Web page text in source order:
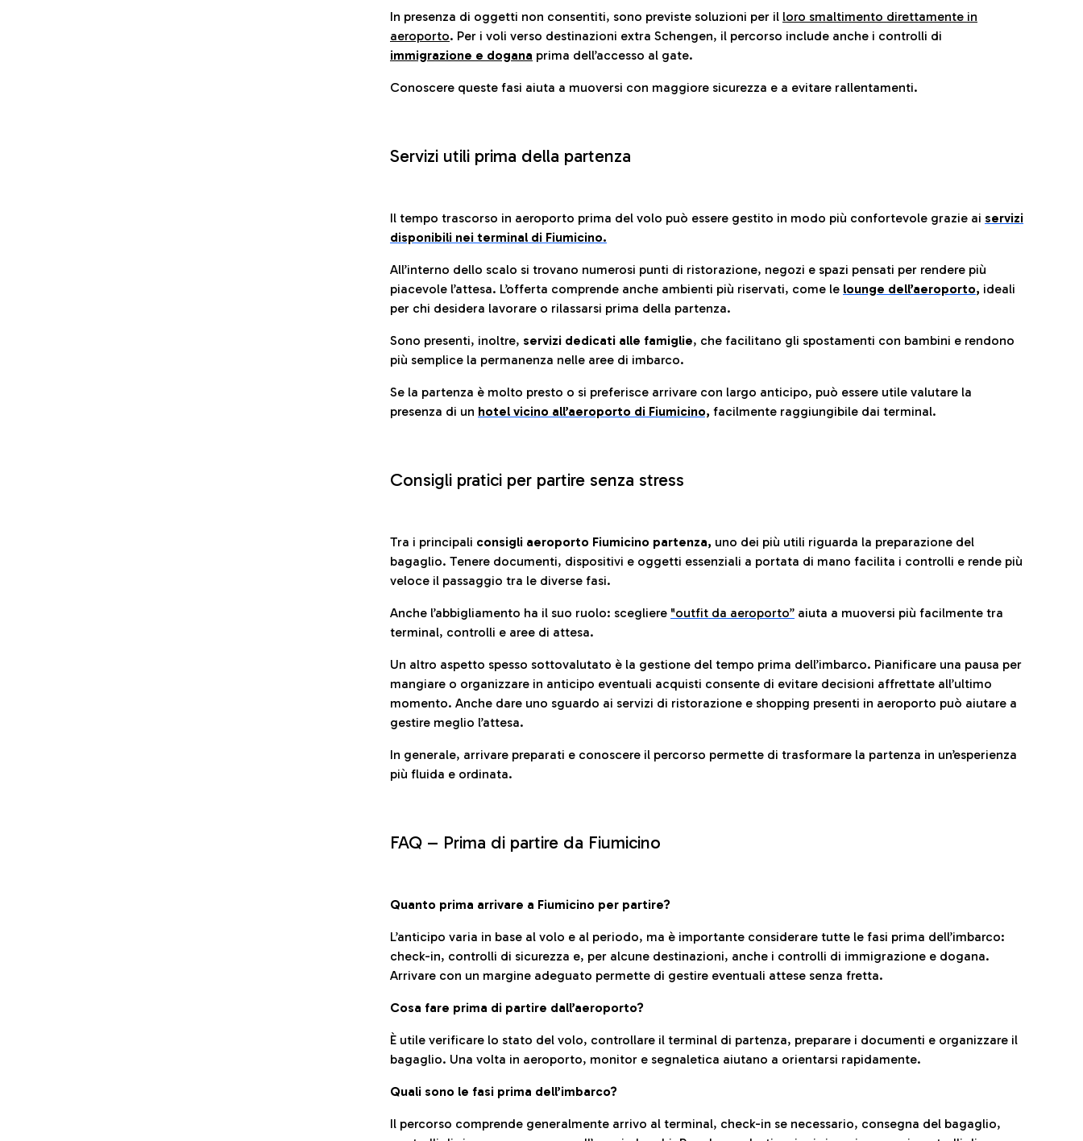
In presenza di oggetti non consentiti, sono previste soluzioni per il loro smaltimento direttamente in
aeroporto. Per i voli verso destinazioni extra Schengen, il percorso include anche i controlli di
immigrazione e dogana prima dell’accesso al gate.
Conoscere queste fasi aiuta a muoversi con maggiore sicurezza e a evitare rallentamenti.
Servizi utili prima della partenza
Il tempo trascorso in aeroporto prima del volo può essere gestito in modo più confortevole grazie ai servizi
disponibili nei terminal di Fiumicino.
All’interno dello scalo si trovano numerosi punti di ristorazione, negozi e spazi pensati per rendere più
piacevole l’attesa. L’offerta comprende anche ambienti più riservati, come le lounge dell’aeroporto, ideali
per chi desidera lavorare o rilassarsi prima della partenza.
Sono presenti, inoltre, servizi dedicati alle famiglie, che facilitano gli spostamenti con bambini e rendono
più semplice la permanenza nelle aree di imbarco.
Se la partenza è molto presto o si preferisce arrivare con largo anticipo, può essere utile valutare la
presenza di un hotel vicino all’aeroporto di Fiumicino, facilmente raggiungibile dai terminal.
Consigli pratici per partire senza stress
Tra i principali consigli aeroporto Fiumicino partenza, uno dei più utili riguarda la preparazione del
bagaglio. Tenere documenti, dispositivi e oggetti essenziali a portata di mano facilita i controlli e rende più
veloce il passaggio tra le diverse fasi.
Anche l’abbigliamento ha il suo ruolo: scegliere "outfit da aeroporto” aiuta a muoversi più facilmente tra
terminal, controlli e aree di attesa.
Un altro aspetto spesso sottovalutato è la gestione del tempo prima dell’imbarco. Pianificare una pausa per
mangiare o organizzare in anticipo eventuali acquisti consente di evitare decisioni affrettate all’ultimo
momento. Anche dare uno sguardo ai servizi di ristorazione e shopping presenti in aeroporto può aiutare a
gestire meglio l’attesa.
In generale, arrivare preparati e conoscere il percorso permette di trasformare la partenza in un’esperienza
più fluida e ordinata.
FAQ – Prima di partire da Fiumicino
Quanto prima arrivare a Fiumicino per partire?
L’anticipo varia in base al volo e al periodo, ma è importante considerare tutte le fasi prima dell’imbarco:
check-in, controlli di sicurezza e, per alcune destinazioni, anche i controlli di immigrazione e dogana.
Arrivare con un margine adeguato permette di gestire eventuali attese senza fretta.
Cosa fare prima di partire dall’aeroporto?
È utile verificare lo stato del volo, controllare il terminal di partenza, preparare i documenti e organizzare il
bagaglio. Una volta in aeroporto, monitor e segnaletica aiutano a orientarsi rapidamente.
Quali sono le fasi prima dell’imbarco?
Il percorso comprende generalmente arrivo al terminal, check-in se necessario, consegna del bagaglio,